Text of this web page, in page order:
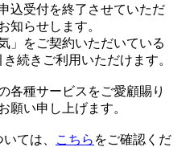
込受付を終了させていただ
知らせします。
」をご契約いただいている
続きご利用いただけます。
各種サービスをご愛顧賜り
願い申し上げます。
ては、 こちら をご確認くだ